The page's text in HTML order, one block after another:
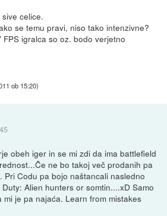
celice.
se temu pravi, niso tako intenzivne?
igralca so oz. bodo verjetno
ob 15:20)
obeh iger in se mi zdi da ima battlefield
ne bo takoj več prodanih pa
Pri Codu pa bojo naštancali nasledno
Alien hunters or somtin....xD Samo
je pa najaća. Learn from mistakes